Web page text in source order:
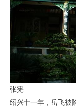
张宪
绍兴十一年，岳飞被